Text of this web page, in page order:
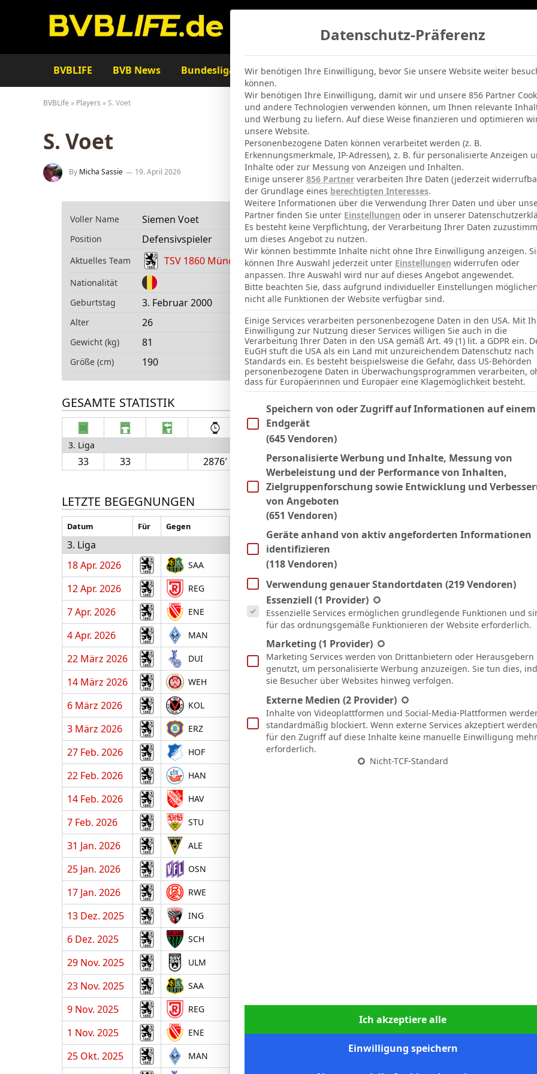
BVBLIFE BVB News Bundesliga Tabelle Champions League BVB-Netradio
BVBLife » Players »S. Voet
S. Voet
By Micha Sassie 19. April 2026
Voller Name Siemen Voet
Position Defensivspieler
Aktuelles Team TSV 1860 München
Nationalität
Geburtstag
3. Februar 2000
Alter 26
Gewicht (kg) 81
Größe (cm) 190
GESAMTE STATISTIK
3. Liga
33 33 2876′ 2
LETZTE BEGEGNUNGEN
Datum Für Gegen
3. Liga
18 Apr. 2026
SAA U 0:0
12 Apr. 2026
REG H U 2:2
90`
7 Apr. 2026
ENE A N 3:0
90`
4 Apr. 2026
MAN
22 März 2026
DUI A N 2:1
90`
14 März 2026
WEH U 0:0
90`
6 März 2026
KOL S 0:1
90`
3 März 2026
ERZ H S 2:1 90`
1
27 Feb. 2026
HOF S 1:2
22 Feb. 2026
HAN
14 Feb. 2026
HAV
7 Feb. 2026
STU
31 Jan. 2026
ALE
25 Jan. 2026
OSN
17 Jan. 2026
RWE
13 Dez. 2025
ING
6 Dez. 2025
SCH
29 Nov. 2025
ULM
23 Nov. 2025
SAA
9 Nov. 2025
REG A N 4:0
90`
1 Nov. 2025
ENE H S 3:0
90`
25 Okt. 2025
MAN
90`
Datenschutz-Präferenz
Wir benötigen Ihre Einwilligung, bevor Sie unsere Website weiter
können.
Wir benötigen Ihre Einwilligung, damit wir und unsere 856 Partner
und andere Technologien verwenden können, um Ihnen relevante
und Werbung zu liefern. Auf diese Weise finanzieren und optimieren
unsere Website.
Personenbezogene Daten können verarbeitet werden (z. B.
Erkennungsmerkmale, IP-Adressen), z. B. für personalisierte Anzeigen
Inhalte oder zur Messung von Anzeigen und Inhalten.
Einige unserer 856 Partner verarbeiten Ihre Daten (jederzeit
der Grundlage eines berechtigten Interesses.
Weitere Informationen über die Verwendung Ihrer Daten und über
Partner finden Sie unter Einstellungen oder in unserer
Es besteht keine Verpflichtung, der Verarbeitung Ihrer Daten
um dieses Angebot zu nutzen.
Wir können bestimmte Inhalte nicht ohne Ihre Einwilligung anzeigen.
können Ihre Auswahl jederzeit unter Einstellungen widerrufen oder
anpassen. Ihre Auswahl wird nur auf dieses Angebot angewendet.
Bitte beachten Sie, dass aufgrund individueller Einstellungen
nicht alle Funktionen der Website verfügbar sind.
Einige Services verarbeiten personenbezogene Daten in den USA. Mit
Einwilligung zur Nutzung dieser Services willigen Sie auch in die
Verarbeitung Ihrer Daten in den USA gemäß Art. 49 (1) lit. a GDPR ein.
EuGH stuft die USA als ein Land mit unzureichendem Datenschutz nach
Standards ein. Es besteht beispielsweise die Gefahr, dass US-Behörden
personenbezogene Daten in Überwachungsprogrammen verarbeiten,
dass für Europäerinnen und Europäer eine Klagemöglichkeit besteht.
Im Folgenden finden Sie eine Liste der Zwecke des IAB Transparency
Speichern von oder Zugriff auf Informationen auf einem
Endgerät
(645 Vendoren)
Personalisierte Werbung und Inhalte, Messung von
Werbeleistung und der Performance von Inhalten,
Zielgruppenforschung sowie Entwicklung und
von Angeboten
(651 Vendoren)
Geräte anhand von aktiv angeforderten Informationen
identifizieren
(118 Vendoren)
Verwendung genauer Standortdaten (219 Vendoren)
Es folgt eine Liste der Service-Gruppen, für die eine Einwilligung
Essenziell (1 Provider)
Essenzielle Services ermöglichen grundlegende Funktionen und
für das ordnungsgemäße Funktionieren der Website erforderlich.
Marketing (1 Provider)
Marketing Services werden von Drittanbietern oder Herausgebern
genutzt, um personalisierte Werbung anzuzeigen. Sie tun dies,
sie Besucher über Websites hinweg verfolgen.
Externe Medien (2 Provider)
Inhalte von Videoplattformen und Social-Media-Plattformen
standardmäßig blockiert. Wenn externe Services akzeptiert
für den Zugriff auf diese Inhalte keine manuelle Einwilligung mehr
erforderlich.
Nicht-TCF-Standard
Ich akzeptiere alle
Einwilligung speichern